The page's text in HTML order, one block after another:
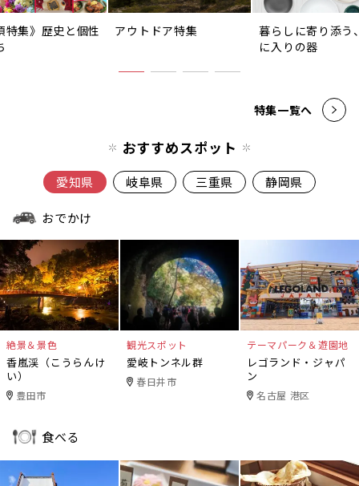
特集》歴史と個性
アウトドア特集
暮らしに寄り添う
に入りの器
特集一覧へ
おすすめスポット
愛知県 岐阜県 三重県 静岡県
おでかけ
絶景＆景色
香嵐渓（こうらんけ
い）
豊田市
観光スポット
愛岐トンネル群
春日井市
テーマパーク＆遊園地
レゴランド・ジャパ
ン
名古屋 港区
食べる